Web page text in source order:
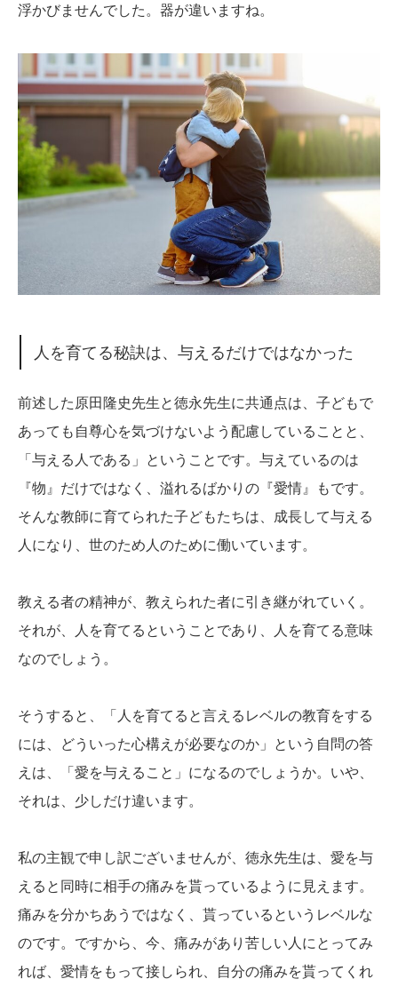
浮かびませんでした。器が違いますね。
人を育てる秘訣は、与えるだけではなかった
前述した原田隆史先生と徳永先生に共通点は、子どもで
あっても自尊心を気づけないよう配慮していることと、
「与える人である」ということです。与えているのは
『物』だけではなく、溢れるばかりの『愛情』もです。
そんな教師に育てられた子どもたちは、成長して与える
人になり、世のため人のために働いています。
教える者の精神が、教えられた者に引き継がれていく。
それが、人を育てるということであり、人を育てる意味
なのでしょう。
そうすると、「人を育てると言えるレベルの教育をする
には、どういった心構えが必要なのか」という自問の答
えは、「愛を与えること」になるのでしょうか。いや、
それは、少しだけ違います。
私の主観で申し訳ございませんが、徳永先生は、愛を与
えると同時に相手の痛みを貰っているように見えます。
痛みを分かちあうではなく、貰っているというレベルな
のです。ですから、今、痛みがあり苦しい人にとってみ
れば、愛情をもって接しられ、自分の痛みを貰ってくれ